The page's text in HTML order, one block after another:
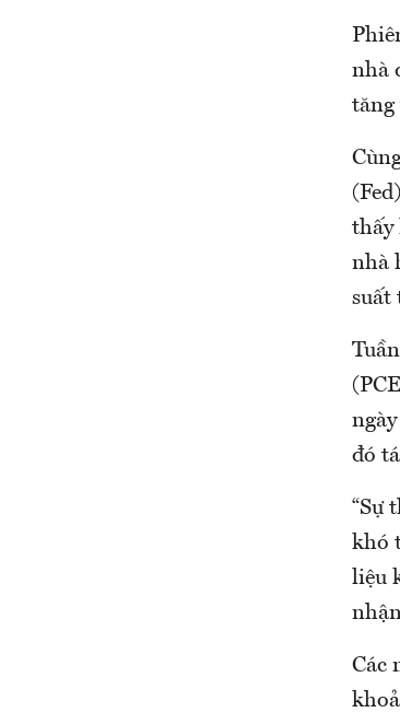
nhà
tăng
thấy
nhà
suất
đó
“Sự
khó
liệu
Các